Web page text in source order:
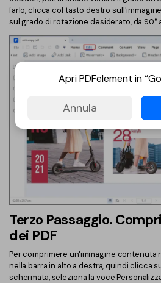
farlo, clicca col tasto destro
sul grado di rotazione desiderato, da 90°
Terzo Passaggio.
dei PDF
Per comprimere un'immagine contenuta
nella barra in alto a destra, quindi clicca
schermata, seleziona la voce
Apri PDFelement in
Annula